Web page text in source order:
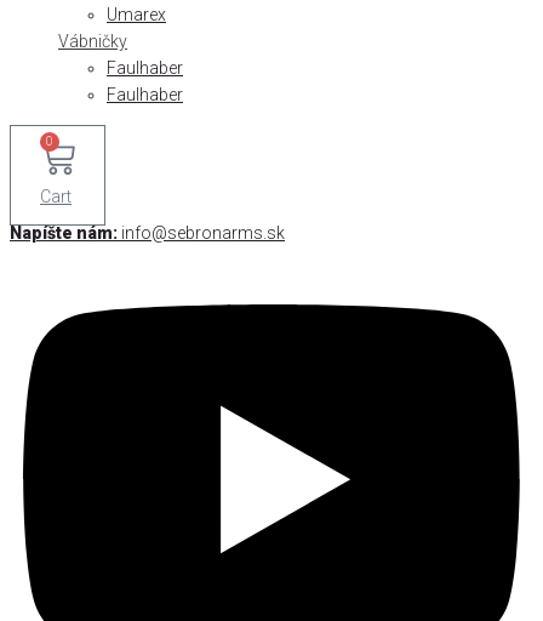
Umarex
Vábničky
Faulhaber
Faulhaber
0
Cart
Napíšte nám: info@sebronarms.sk